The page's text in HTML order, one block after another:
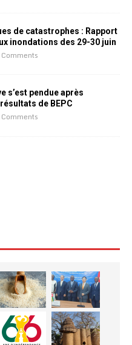
de catastrophes : Rapport
inondations des 29-30 juin
Comments
s’est pendue après
de BEPC
Comments